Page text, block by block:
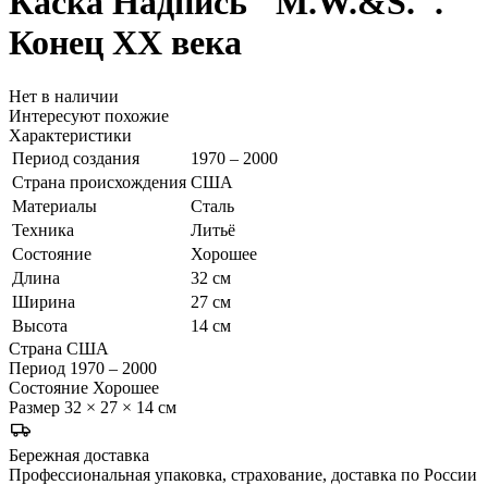
Конец ХХ века
Нет в наличии
Интересуют похожие
Характеристики
Период создания
1970 – 2000
Страна происхождения США
Материалы
Сталь
Техника
Литьё
Состояние
Хорошее
Длина
32 см
Ширина
27 см
Высота
14 см
Страна США
Период 1970 – 2000
Состояние Хорошее
Размер 32 × 27 × 14 см
Бережная доставка
Профессиональная упаковка, страхование, доставка по России